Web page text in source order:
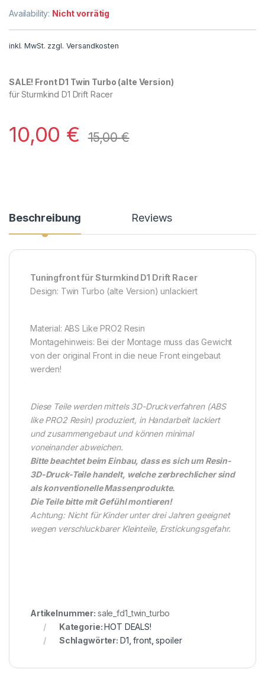
Availability: Nicht vorrätig
inkl. MwSt. zzgl. Versandkosten
SALE! Front D1 Twin Turbo (alte Version)
für Sturmkind D1 Drift Racer
10,00 € 15,00€
Beschreibung Reviews
Tuningfront für Sturmkind D1 Drift Racer
Design: Twin Turbo (alte Version) unlackiert
Material: ABS Like PRO2 Resin
Montagehinweis: Bei der Montage muss das Gewicht
von der original Front in die neue Front eingebaut
werden!
Diese Teile werden mittels 3D-Druckverfahren (ABS
like PRO2 Resin) produziert, in Handarbeit lackiert
und zusammengebaut und können minimal
voneinander abweichen.
Bitte beachtet beim Einbau, dass es sich um Resin-
3D-Druck-Teile handelt, welche zerbrechlicher sind
als konventionelle Massenprodukte.
Die Teile bitte mit Gefühl montieren!
Achtung: Nicht für Kinder unter drei Jahren geeignet
wegen verschluckbarer Kleinteile, Erstickungsgefahr.
Artikelnummer: sale_fd1_twin_turbo
Kategorie:HOT DEALS!
Schlagwörter: D1 ,front,spoiler